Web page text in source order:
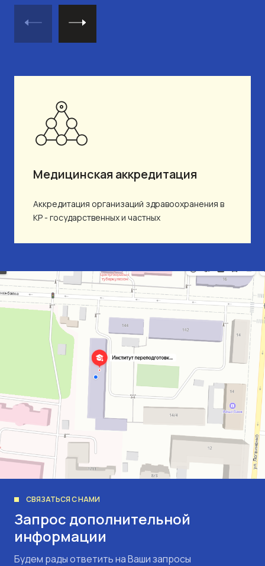
Медицинская аккредитация
Аккредитация организаций здравоохранения в
КР - государственных и частных
СВЯЗАТЬСЯ С НАМИ
Запрос дополнительной
информации
Будем рады ответить на Ваши запросы